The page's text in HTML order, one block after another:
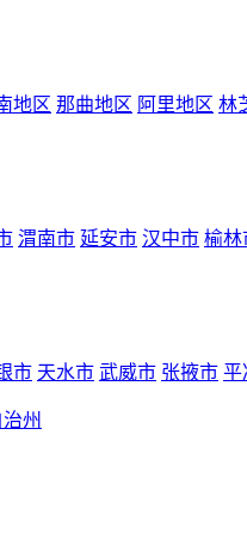
地区 那曲地区 阿里地区 林
渭南市 延安市 汉中市 榆林
市 天水市 武威市 张掖市 平
州